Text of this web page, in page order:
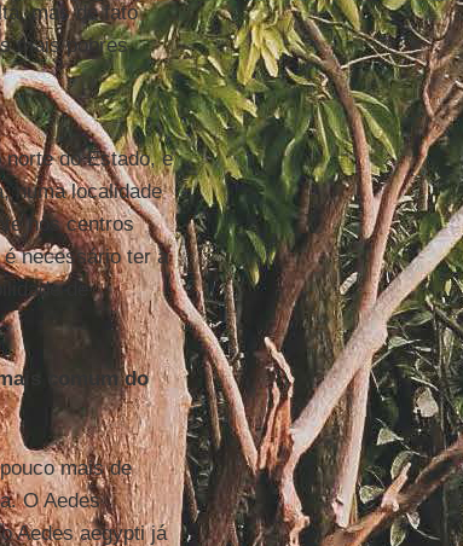
mas de fato
mais pobres.
norte do Estado, e
numa localidade
nos centros
é necessário ter a
de
comum do
mais de
O Aedes
Aedes aegypti já